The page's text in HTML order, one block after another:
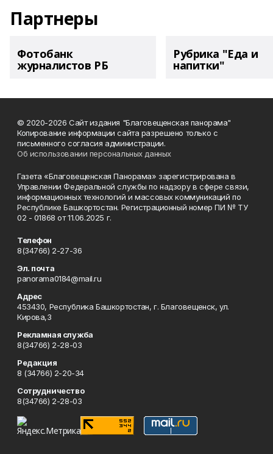
Партнеры
Фотобанк
журналистов РБ
Рубрика "Еда и
напитки"
© 2020-2026 Сайт издания "Благовещенская панорама"
Копирование информации сайта разрешено только с
письменного согласия администрации.
Об использовании персональных данных
Газета «Благовещенская Панорама» зарегистрирована в
Управлении Федеральной службы по надзору в сфере связи,
информационных технологий и массовых коммуникаций по
Республике Башкортостан. Регистрационный номер ПИ № ТУ
02 - 01868 от 11.06.2025 г.
Телефон
8(34766) 2-27-36
Эл. почта
panorama0184@mail.ru
Адрес
453430, Республика Башкортостан, г. Благовещенск, ул.
Кирова,3
Рекламная служба
8(34766) 2-28-03
Редакция
8 (34766) 2-20-34
Сотрудничество
8(34766) 2-28-03